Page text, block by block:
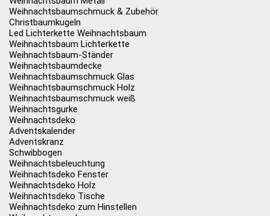
Weihnachtsbaumschmuck & Zubehör
Christbaumkugeln
Led Lichterkette Weihnachtsbaum
Weihnachtsbaum Lichterkette
Weihnachtsbaum-Ständer
Weihnachtsbaumdecke
Weihnachtsbaumschmuck Glas
Weihnachtsbaumschmuck Holz
Weihnachtsbaumschmuck weiß
Weihnachtsgurke
Weihnachtsdeko
Adventskalender
Adventskranz
Schwibbogen
Weihnachtsbeleuchtung
Weihnachtsdeko Fenster
Weihnachtsdeko Holz
Weihnachtsdeko Tische
Weihnachtsdeko zum Hinstellen